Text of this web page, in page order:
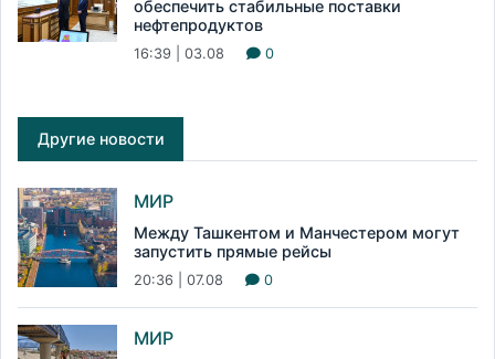
обеспечить стабильные поставки
нефтепродуктов
16:39 | 03.08 0
Другие новости
МИР
Между Ташкентом и Манчестером могут
запустить прямые рейсы
20:36 | 07.08 0
МИР